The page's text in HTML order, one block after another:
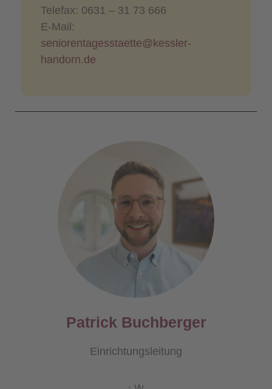
Telefax: 0631 – 31 73 666
E-Mail:
seniorentagesstaette@kessler-
handorn.de
Patrick Buchberger
Einrichtungsleitung